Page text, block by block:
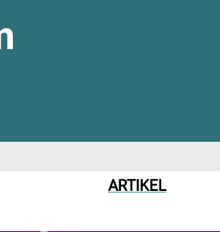
ARTIKEL